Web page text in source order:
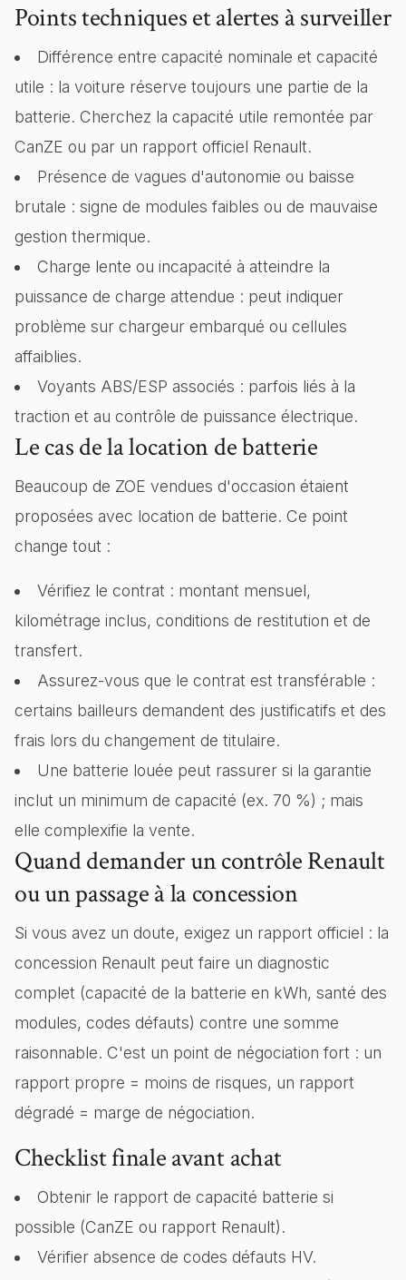
Points techniques et alertes à surveiller
Différence entre capacité nominale et capacité
utile : la voiture réserve toujours une partie de la
batterie. Cherchez la capacité utile remontée par
CanZE ou par un rapport officiel Renault.
Présence de vagues d'autonomie ou baisse
brutale : signe de modules faibles ou de mauvaise
gestion thermique.
Charge lente ou incapacité à atteindre la
puissance de charge attendue : peut indiquer
problème sur chargeur embarqué ou cellules
affaiblies.
Voyants ABS/ESP associés : parfois liés à la
traction et au contrôle de puissance électrique.
Le cas de la location de batterie
Beaucoup de ZOE vendues d'occasion étaient
proposées avec location de batterie. Ce point
change tout :
Vérifiez le contrat : montant mensuel,
kilométrage inclus, conditions de restitution et de
transfert.
Assurez-vous que le contrat est transférable :
certains bailleurs demandent des justificatifs et des
frais lors du changement de titulaire.
Une batterie louée peut rassurer si la garantie
inclut un minimum de capacité (ex. 70 %) ; mais
elle complexifie la vente.
Quand demander un contrôle Renault
ou un passage à la concession
Si vous avez un doute, exigez un rapport officiel : la
concession Renault peut faire un diagnostic
complet (capacité de la batterie en kWh, santé des
modules, codes défauts) contre une somme
raisonnable. C'est un point de négociation fort : un
rapport propre = moins de risques, un rapport
dégradé = marge de négociation.
Checklist finale avant achat
Obtenir le rapport de capacité batterie si
possible (CanZE ou rapport Renault).
Vérifier absence de codes défauts HV.